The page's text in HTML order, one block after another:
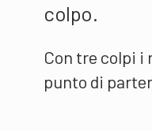
colpo.
Con tre colpi i
punto di